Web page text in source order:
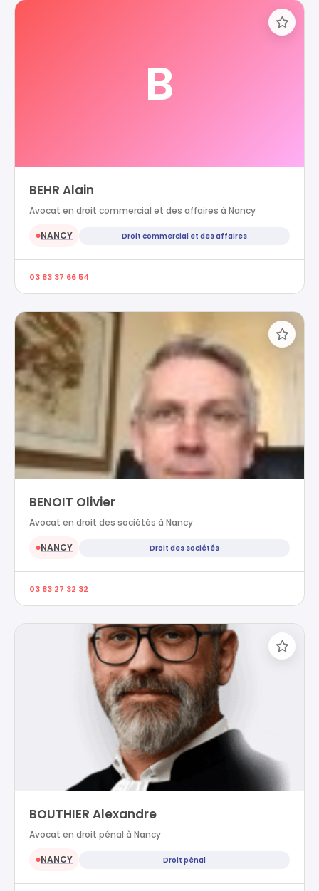
B
BEHR Alain
Avocat en droit commercial et des affaires à Nancy
●NANCY Droit commercial et des affaires
03 83 37 66 54
BENOIT Olivier
Avocat en droit des sociétés à Nancy
●NANCY Droit des sociétés
03 83 27 32 32
BOUTHIER Alexandre
Avocat en droit pénal à Nancy
●NANCY Droit pénal